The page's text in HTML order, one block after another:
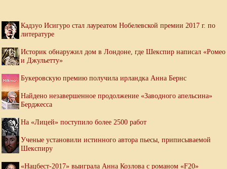
Кадзуо Исигуро стал лауреатом Нобелевской премии 2017 г. по
литературе
Историк обнаружил дом в Лондоне, где Шекспир написал «Ромео
и Джульетту»
Букеровскую премию получила ирландка Анна Бернс
Найдено незавершенное продолжение «Заводного апельсина»
Берджесса
На «Лицей» поступило более 2500 работ
Ученые установили истинного автора пьесы, приписываемой
Шекспиру
«Нацбест-2017» выиграла Анна Козлова с романом «F20»